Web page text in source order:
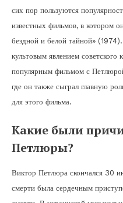
сих пор пользуются
известных фильмов, в котором
бездной и белой тайной»
культовым явлением
популярным фильмом с
где он также сыграл главную
для этого фильма.
Какие были
Петлюры?
Виктор Петлюра скончался 30
смерти была сердечным